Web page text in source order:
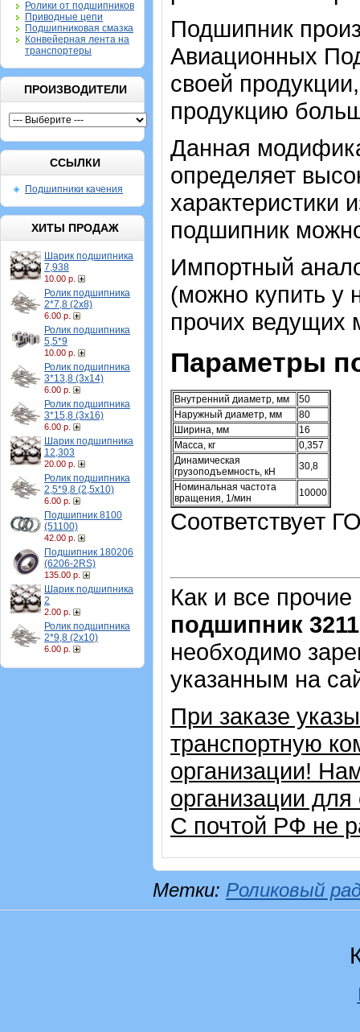
Ролики от подшипников
Приводные цепи
Подшипниковая смазка
Конвейерная лента на
транспортеры
ПРОИЗВОДИТЕЛИ
ССЫЛКИ
Подшипники качения
ХИТЫ ПРОДАЖ
Шарик подшипника
7,938
10.00 р.
Ролик подшипника
2*7,8 (2х8)
6.00 р.
Ролик подшипника
5,5*9
10.00 р.
Ролик подшипника
3*13,8 (3х14)
6.00 р.
Ролик подшипника
3*15,8 (3х16)
6.00 р.
Шарик подшипника
12,303
20.00 р.
Ролик подшипника
2,5*9,8 (2,5х10)
6.00 р.
Подшипник 8100
(51100)
42.00 р.
Подшипник 180206
(6206-2RS)
135.00 р.
Шарик подшипника
2
2.00 р.
Ролик подшипника
2*9,8 (2х10)
6.00 р.
Подшипник
Авиационных
своей
продукцию
Данная
определяет
характеристики
подшипник
Импортный
(можно купить у
прочих ведущих
Параметры
Внутренний диаметр, мм
50
Наружный диаметр, мм
80
Ширина, мм
16
Масса, кг
0,357
Динамическая
грузоподъемность, кН
30,8
Номинальная частота
вращения, 1/мин
10000
Соответствует
Как и все
подшипник
необходимо
указанным на
При заказе
транспортную
организации!
организации
С почтой РФ не
Метки: Роликовый